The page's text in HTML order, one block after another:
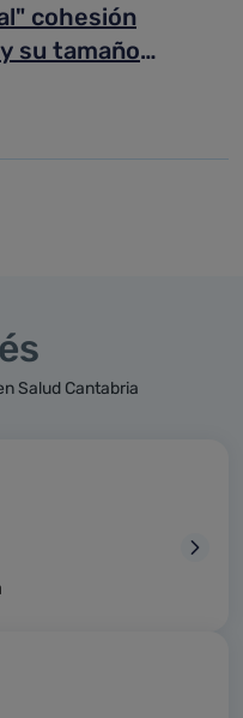
cohesión
su tamaño
Salud Cantabria